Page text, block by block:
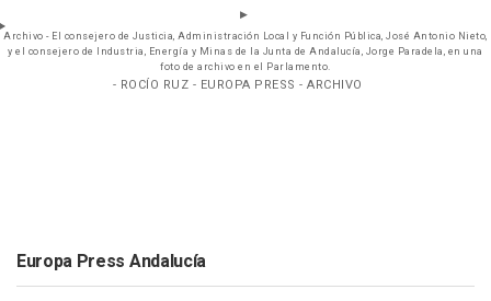
Archivo - El consejero de Justicia, Administración Local y Función Pública, José Antonio Nieto,
y el consejero de Industria, Energía y Minas de la Junta de Andalucía, Jorge Paradela, en una
foto de archivo en el Parlamento.
- ROCÍO RUZ - EUROPA PRESS - ARCHIVO
Europa Press Andalucía